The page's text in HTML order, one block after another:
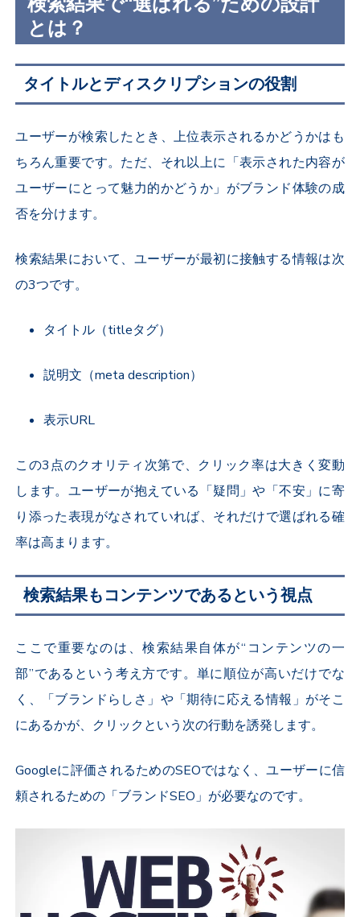
とは？
タイトルとディスクリプションの役割
ユーザーが検索したとき、上位表示されるかどうかはも
ちろん重要です。ただ、それ以上に「表示された内容が
ユーザーにとって魅力的かどうか」がブランド体験の成
否を分けます。
検索結果において、ユーザーが最初に接触する情報は次
の3つです。
タイトル（titleタグ）
説明文（meta description）
表示URL
この3点のクオリティ次第で、クリック率は大きく変動
します。ユーザーが抱えている「疑問」や「不安」に寄
り添った表現がなされていれば、それだけで選ばれる確
率は高まります。
検索結果もコンテンツであるという視点
ここで重要なのは、検索結果自体が“コンテンツの一
部”であるという考え方です。単に順位が高いだけでな
く、「ブランドらしさ」や「期待に応える情報」がそこ
にあるかが、クリックという次の行動を誘発します。
Googleに評価されるためのSEOではなく、ユーザーに信
頼されるための「ブランドSEO」が必要なのです。